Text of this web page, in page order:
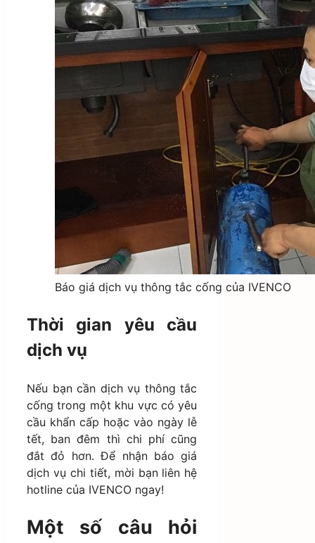
Báo giá dịch vụ thông tắc cống của IVENCO
Thời gian yêu cầu
dịch vụ
Nếu bạn cần dịch vụ thông tắc
cống trong một khu vực có yêu
cầu khẩn cấp hoặc vào ngày lễ
tết, ban đêm thì chi phí cũng
đắt đỏ hơn. Để nhận báo giá
dịch vụ chi tiết, mời bạn liên hệ
hotline của IVENCO ngay!
Một số câu hỏi